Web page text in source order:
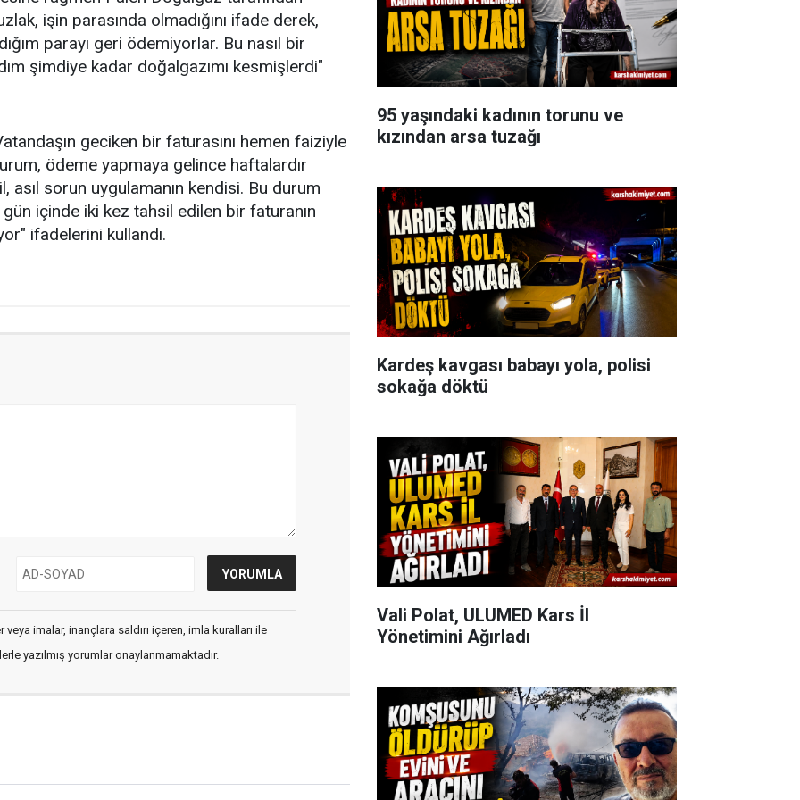
işin parasında olmadığını ifade derek,
parayı geri ödemiyorlar. Bu nasıl bir
şimdiye kadar doğalgazımı kesmişlerdi"
geciken bir faturasını hemen faiziyle
ödeme yapmaya gelince haftalardır
asıl sorun uygulamanın kendisi. Bu durum
içinde iki kez tahsil edilen bir faturanın
ifadelerini kullandı.
imalar, inançlara saldırı içeren, imla kuralları ile
yazılmış yorumlar onaylanmamaktadır.
95 yaşındaki kadının torunu ve
kızından arsa tuzağı
Kardeş kavgası babayı yola, polisi
sokağa döktü
Vali Polat, ULUMED Kars İl
Yönetimini Ağırladı